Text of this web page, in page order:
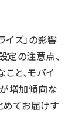
イズ」の影響
定の注意点、
と、モバイ
が増加傾向な
めてお届けす